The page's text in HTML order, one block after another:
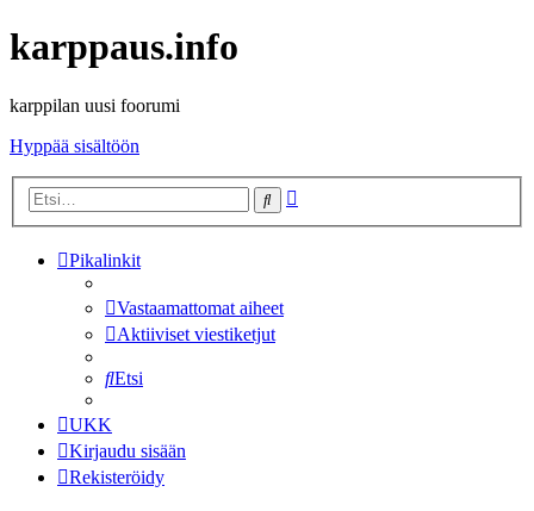
karppaus.info
karppilan uusi foorumi
Hyppää sisältöön
Etsi
Pikalinkit
Vastaamattomat aiheet
Aktiiviset viestiketjut
Etsi
UKK
Kirjaudu sisään
Rekisteröidy